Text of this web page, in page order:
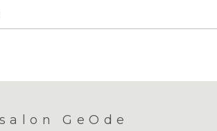
salon GeOde